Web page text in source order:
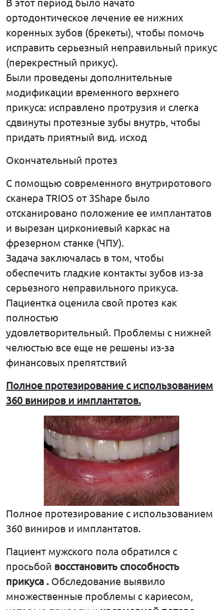
ортодонтическое лечение ее нижних
коренных зубов (брекеты), чтобы помочь
исправить серьезный неправильный прикус
(перекрестный прикус).
Были проведены дополнительные
модификации временного верхнего
прикуса: исправлено протрузия и слегка
сдвинуты протезные зубы внутрь, чтобы
придать приятный вид. исход
Окончательный протез
С помощью современного внутриротового
сканера TRIOS от 3Shape было
отсканировано положение ее имплантатов
и вырезан циркониевый каркас на
фрезерном станке (ЧПУ).
Задача заключалась в том, чтобы
обеспечить гладкие контакты зубов из-за
серьезного неправильного прикуса.
Пациентка оценила свой протез как
полностью
удовлетворительный. Проблемы с нижней
челюстью все еще не решены из-за
финансовых препятствий
Полное протезирование с использованием
360 виниров и имплантатов.
Полное протезирование с использованием
360 виниров и имплантатов.
Пациент мужского пола обратился с
просьбой восстановить способность
прикуса . Обследование выявило
множественные проблемы с кариесом,